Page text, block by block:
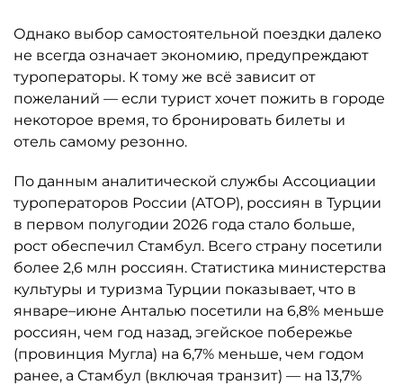
Однако выбор самостоятельной поездки далеко
не всегда означает экономию, предупреждают
туроператоры. К тому же всё зависит от
пожеланий — если турист хочет пожить в городе
некоторое время, то бронировать билеты и
отель самому резонно.
По данным аналитической службы Ассоциации
туроператоров России (АТОР), россиян в Турции
в первом полугодии 2026 года стало больше,
рост обеспечил Стамбул. Всего страну посетили
более 2,6 млн россиян. Статистика министерства
культуры и туризма Турции показывает, что в
январе–июне Анталью посетили на 6,8% меньше
россиян, чем год назад, эгейское побережье
(провинция Мугла) на 6,7% меньше, чем годом
ранее, а Стамбул (включая транзит) — на 13,7%